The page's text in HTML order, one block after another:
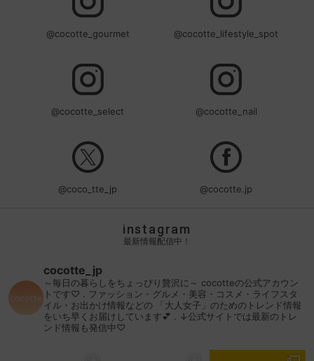
@cocotte_gourmet @cocotte_lifestyle_spot
@cocotte_select @cocotte_nail
@coco_tte_jp @cocotte.jp
instagram
最新情報配信中！
cocotte_jp
～毎日の暮らしをちょっぴり贅沢に～ cocotteの公式アカウン
トです♡
ファッション・グルメ・美容・コスメ・ライフスタ
イル・お出かけ情報などの 「大人女子」のためのトレンド情報
をいち早くお届けしています💕
↓公式サイトでは最新のトレ
ンド情報も発信中♡